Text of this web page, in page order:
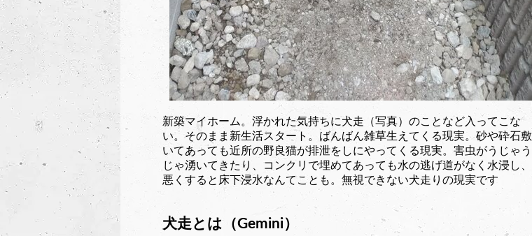
新築マイホーム。浮かれた気持ちに犬走（写真）のことなど入ってこな
い。そのまま新生活スタート。ばんばん雑草生えてくる現実。砂や砕石敷
いてあっても近所の野良猫が排泄をしにやってくる現実。害虫がうじゃう
じゃ湧いてきたり、コンクリで埋めてあっても水の逃げ道がなく水浸し、
悪くすると床下浸水なんてことも。無視できない犬走りの現実です
犬走とは（Gemini）